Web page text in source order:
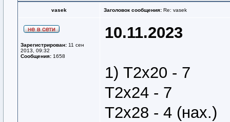
vasek Заголовок сообщения: Re: vasek
Зарегистрирован: 11 сен
2013, 09:32
Сообщения: 1658
10.11.2023
1) Т2х20 - 7
Т2х24 - 7
Т2х28 - 4 (нах.)